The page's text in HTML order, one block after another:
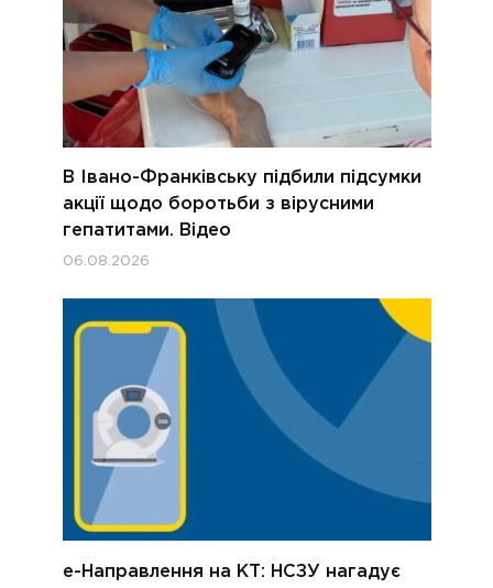
В Івано-Франківську підбили підсумки
акції щодо боротьби з вірусними
гепатитами. Відео
06.08.2026
е-Направлення на КТ: НСЗУ нагадує